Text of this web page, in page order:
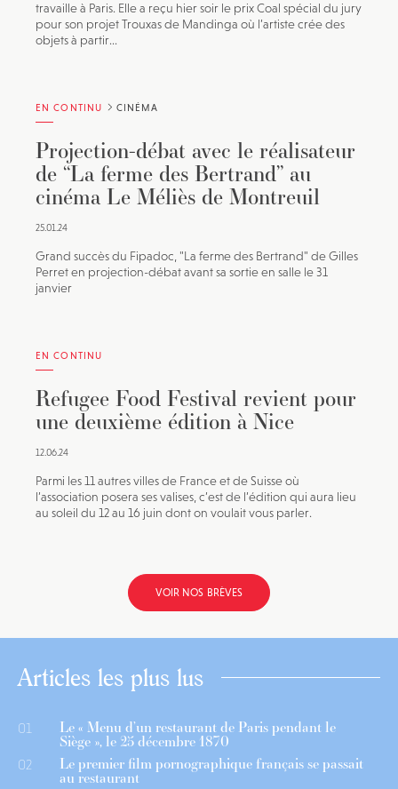
travaille à Paris. Elle a reçu hier soir le prix Coal spécial du jury
pour son projet Trouxas de Mandinga où l’artiste crée des
objets à partir...
EN CONTINU CINÉMA
Projection-débat avec le réalisateur
de “La ferme des Bertrand” au
cinéma Le Méliès de Montreuil
25.01.24
Grand succès du Fipadoc, "La ferme des Bertrand" de Gilles
Perret en projection-débat avant sa sortie en salle le 31
janvier
EN CONTINU
Refugee Food Festival revient pour
une deuxième édition à Nice
12.06.24
Parmi les 11 autres villes de France et de Suisse où
l’association posera ses valises, c’est de l’édition qui aura lieu
au soleil du 12 au 16 juin dont on voulait vous parler.
VOIR NOS BRÈVES
Articles les plus lus
01 Le « Menu d’un restaurant de Paris pendant le
Siège », le 25 décembre 1870
02 Le premier film pornographique français se passait
au restaurant